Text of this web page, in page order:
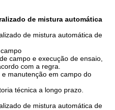
de mistura automática
de mistura automática de
campo e execução de ensaio,
com a regra.
manutenção em campo do
técnica a longo prazo.
de mistura automática de